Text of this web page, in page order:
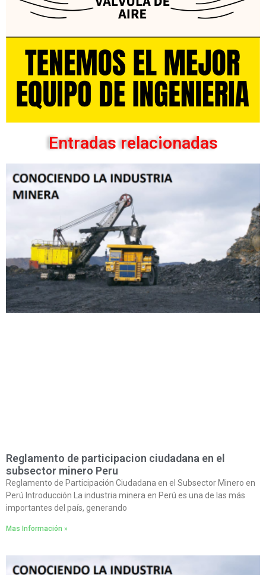
Entradas relacionadas
Reglamento de participacion ciudadana en el
subsector minero Peru
Reglamento de Participación Ciudadana en el Subsector Minero en
Perú Introducción La industria minera en Perú es una de las más
importantes del país, generando
Mas Información »